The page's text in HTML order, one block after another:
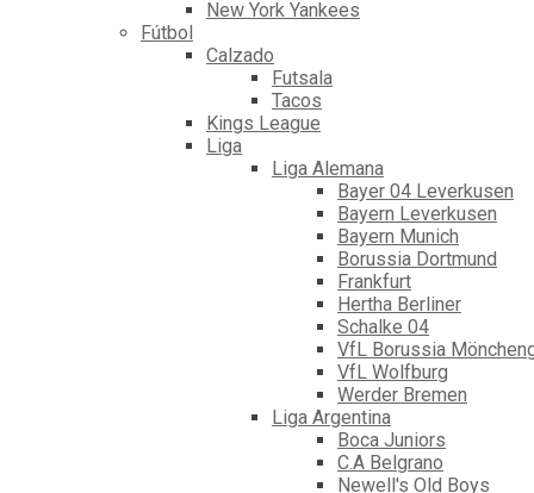
New York Yankees
Fútbol
Calzado
Futsala
Tacos
Kings League
Liga
Liga Alemana
Bayer 04 Leverkusen
Bayern Leverkusen
Bayern Munich
Borussia Dortmund
Frankfurt
Hertha Berliner
Schalke 04
VfL Borussia
VfL Wolfburg
Werder Bremen
Liga Argentina
Boca Juniors
C.A Belgrano
Newell's Old Boys